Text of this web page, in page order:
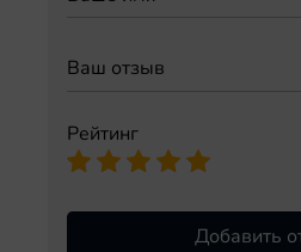
Рейтинг
Добавить